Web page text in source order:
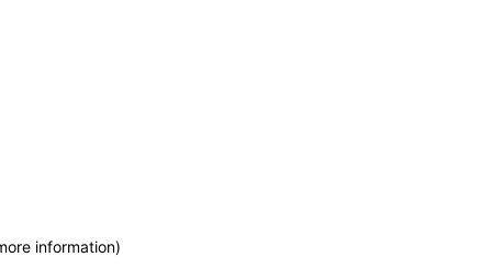
information)